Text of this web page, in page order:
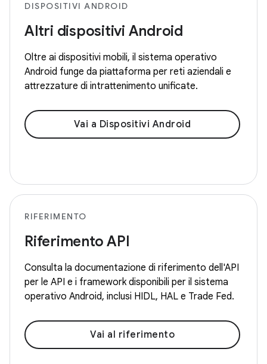
DISPOSITIVI ANDROID
Altri dispositivi Android
Oltre ai dispositivi mobili, il sistema operativo
Android funge da piattaforma per reti aziendali e
attrezzature di intrattenimento unificate.
Vai a Dispositivi Android
RIFERIMENTO
Riferimento API
Consulta la documentazione di riferimento dell'API
per le API e i framework disponibili per il sistema
operativo Android, inclusi HIDL, HAL e Trade Fed.
Vai al riferimento